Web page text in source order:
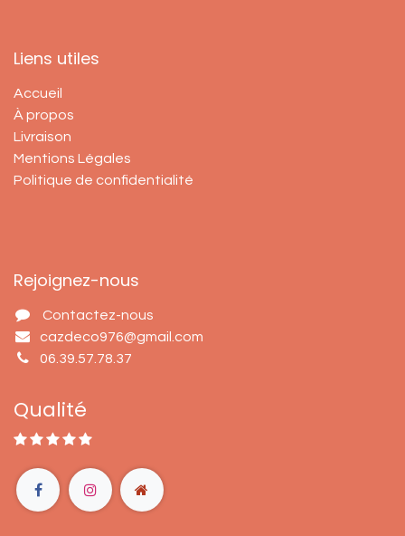
Liens utiles
Accueil
À propos
Livraison
Mentions Légales
Politique de confidentialité
Rejoignez-nous
Contactez-nous
cazdeco976@gmail.com
06.39.57.78.37
Qualité